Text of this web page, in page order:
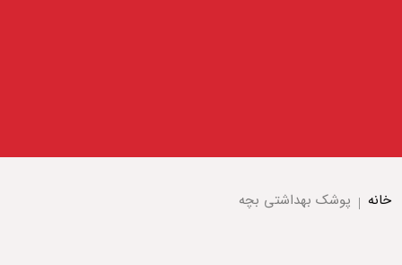
خانه پوشک بهداشتی بچه